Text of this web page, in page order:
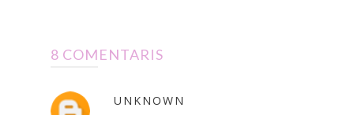
8 COMENTARIS
UNKNOWN